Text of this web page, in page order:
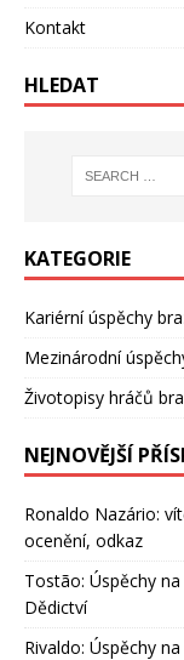
Kontakt
HLEDAT
KATEGORIE
Kariérní úspěchy
Mezinárodní
Životopisy hráčů
NEJNOVĚJŠÍ
Ronaldo Nazário:
ocenění, odkaz
Tostão: Úspěchy
Dědictví
Rivaldo: Úspěchy